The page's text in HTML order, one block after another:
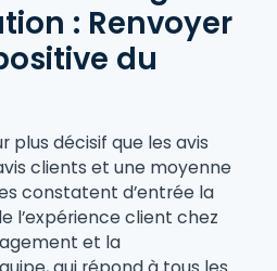
: Renvoyer
du
plus décisif que les avis
clients et une moyenne
constatent d’entrée la
l’expérience client chez
et la